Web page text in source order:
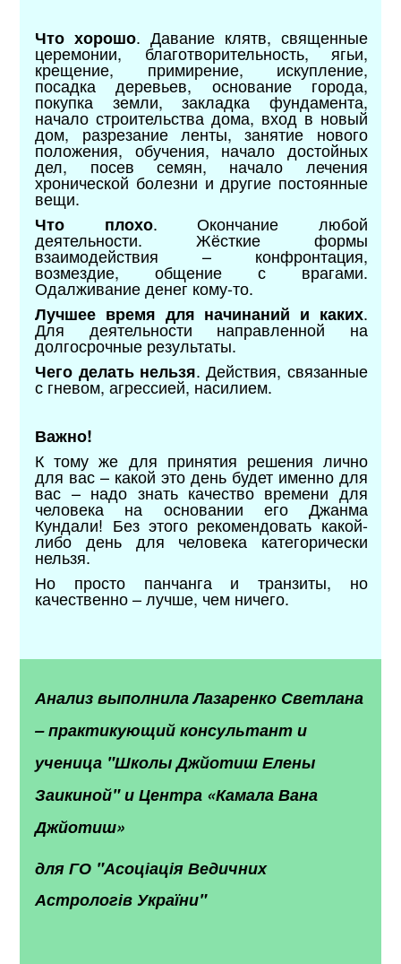
Что хорошо. Давание клятв, священные
церемонии, благотворительность, ягьи,
крещение, примирение, искупление,
посадка деревьев, основание города,
покупка земли, закладка фундамента,
начало строительства дома, вход в новый
дом, разрезание ленты, занятие нового
положения, обучения, начало достойных
дел, посев семян, начало лечения
хронической болезни и другие постоянные
вещи.
Что плохо. Окончание любой
деятельности. Жёсткие формы
взаимодействия – конфронтация,
возмездие, общение с врагами.
Одалживание денег кому-то.
Лучшее время для начинаний и каких.
Для деятельности направленной на
долгосрочные результаты.
Чего делать нельзя. Действия, связанные
с гневом, агрессией, насилием.
Важно!
К тому же для принятия решения лично
для вас – какой это день будет именно для
вас – надо знать качество времени для
человека на основании его Джанма
Кундали! Без этого рекомендовать какой-
либо день для человека категорически
нельзя.
Но просто панчанга и транзиты, но
качественно – лучше, чем ничего.
Анализ выполнила Лазаренко Светлана
– практикующий консультант и
ученица "Школы Джйотиш Елены
Заикиной" и Центра «Камала Вана
Джйотиш»
для ГО "Асоціація Ведичних
Астрологів України"